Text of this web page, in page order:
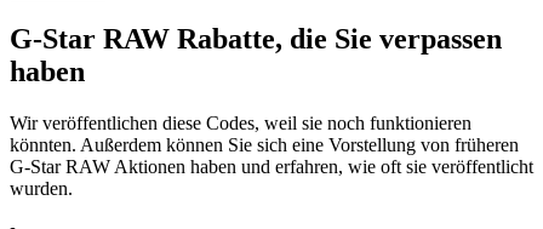
G-Star RAW Rabatte, die Sie verpassen
haben
Wir veröffentlichen diese Codes, weil sie noch funktionieren
könnten. Außerdem können Sie sich eine Vorstellung von früheren
G-Star RAW Aktionen haben und erfahren, wie oft sie veröffentlicht
wurden.